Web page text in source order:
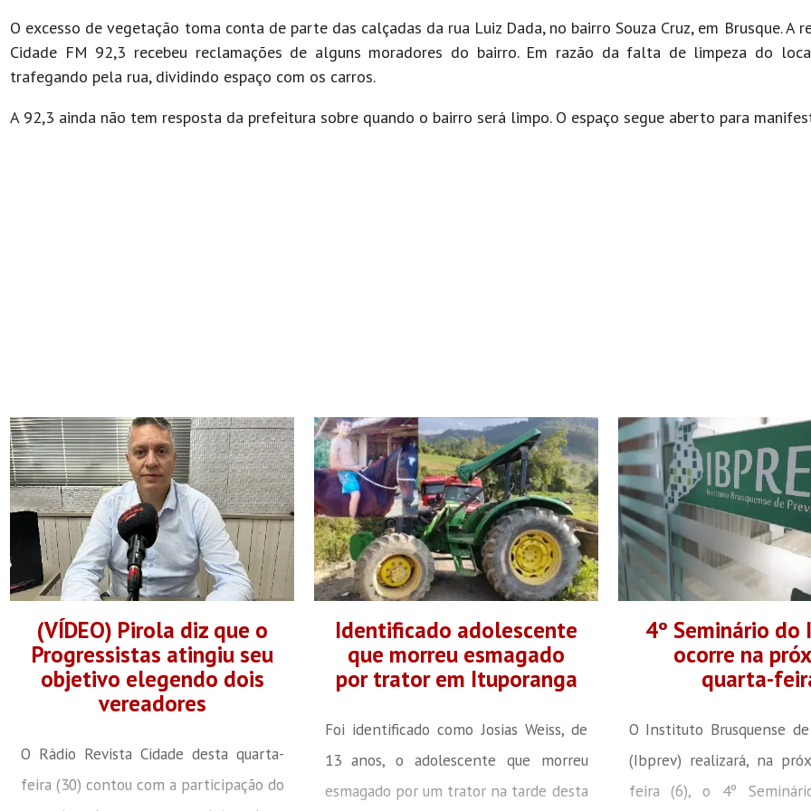
O excesso de vegetação toma conta de parte das calçadas da rua Luiz Dada, no bairro Souza Cruz, em Brusque. A
Cidade FM 92,3 recebeu reclamações de alguns moradores do bairro. Em razão da falta de limpeza do
trafegando pela rua, dividindo espaço com os carros.
A 92,3 ainda não tem resposta da prefeitura sobre quando o bairro será limpo. O espaço segue aberto para
(VÍDEO) Pirola diz que o
Progressistas atingiu seu
objetivo elegendo dois
vereadores
O Rádio Revista Cidade desta quarta-
feira (30) contou com a participação do
Identificado adolescente
que morreu esmagado
por trator em Ituporanga
Foi identificado como Josias Weiss, de
13 anos, o adolescente que morreu
esmagado por um trator na tarde desta
4º Seminário do
ocorre na
quarta-
O Instituto Brusquense
(Ibprev) realizará, na
feira (6), o 4º